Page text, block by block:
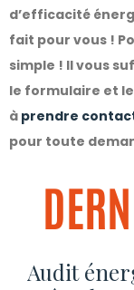
d’efficacité
fait pour vous !
simple ! Il vous
le formulaire et le
à prendre
pour toute
Audit